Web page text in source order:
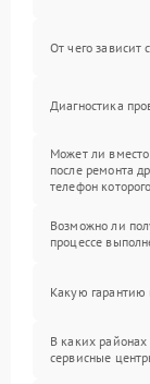
От чего зависит
Диагностика
Может ли
после ремонта
телефон
Возможно ли
процессе
Какую гарантию
В каких районах
сервисные